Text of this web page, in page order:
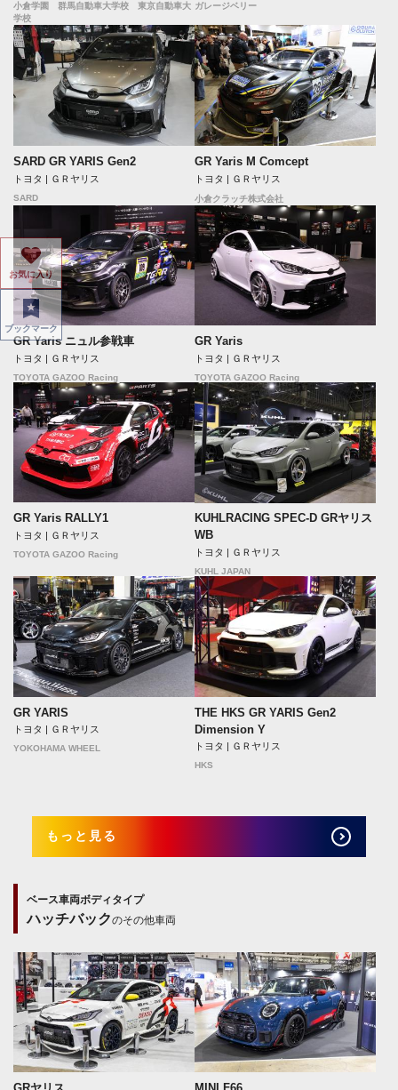
小倉学園 群馬自動車大学校 東京自動車大
学校
ガレージベリー
SARD GR YARIS Gen2
トヨタ | ＧＲヤリス
SARD
GR Yaris M Comcept
トヨタ | ＧＲヤリス
小倉クラッチ株式会社
GR Yaris ニュル参戦車
トヨタ | ＧＲヤリス
TOYOTA GAZOO Racing
GR Yaris
トヨタ | ＧＲヤリス
TOYOTA GAZOO Racing
GR Yaris RALLY1
トヨタ | ＧＲヤリス
TOYOTA GAZOO Racing
KUHLRACING SPEC-D GRヤリス
WB
トヨタ | ＧＲヤリス
KUHL JAPAN
GR YARIS
トヨタ | ＧＲヤリス
YOKOHAMA WHEEL
THE HKS GR YARIS Gen2
Dimension Y
トヨタ | ＧＲヤリス
HKS
もっと見る
ベース車両ボディタイプ
ハッチバックのその他車両
お気に入り
ブックマーク